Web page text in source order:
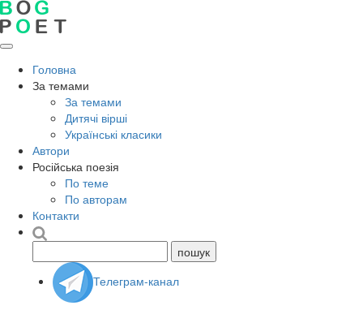
Головна
За темами
За темами
Дитячі вірші
Українські класики
Автори
Російська поезія
По теме
По авторам
Контакти
Телеграм-канал